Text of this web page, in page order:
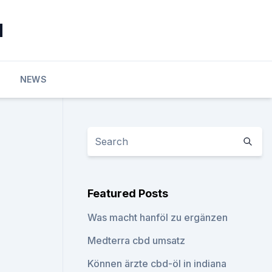
NEWS
Featured Posts
Was macht hanföl zu ergänzen
Medterra cbd umsatz
Können ärzte cbd-öl in indiana